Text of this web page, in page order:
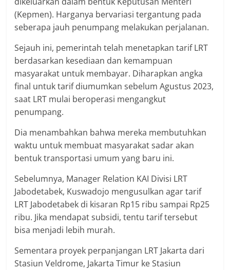
(Kepmen). Harganya bervariasi tergantung pada
seberapa jauh penumpang melakukan perjalanan.
Sejauh ini, pemerintah telah menetapkan tarif LRT
berdasarkan kesediaan dan kemampuan
masyarakat untuk membayar. Diharapkan angka
final untuk tarif diumumkan sebelum Agustus 2023,
saat LRT mulai beroperasi mengangkut
penumpang.
Dia menambahkan bahwa mereka membutuhkan
waktu untuk membuat masyarakat sadar akan
bentuk transportasi umum yang baru ini.
Sebelumnya, Manager Relation KAI Divisi LRT
Jabodetabek, Kuswadojo mengusulkan agar tarif
LRT Jabodetabek di kisaran Rp15 ribu sampai Rp25
ribu. Jika mendapat subsidi, tentu tarif tersebut
bisa menjadi lebih murah.
Sementara proyek perpanjangan LRT Jakarta dari
Stasiun Veldrome, Jakarta Timur ke Stasiun